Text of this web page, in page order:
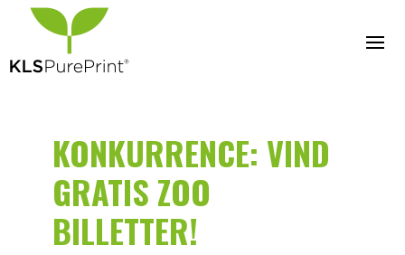
KONKURRENCE: VIND
GRATIS ZOO
BILLETTER!